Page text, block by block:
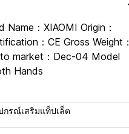
：XIAOMI Origin：
：CE Gross Weight：
market：Dec-04 Model
Hands
กรณ์เสริมแท็ปเล็ต